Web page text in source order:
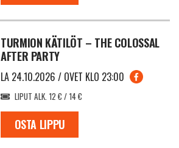
TURMION KÄTILÖT – THE COLOSSAL
AFTER PARTY
LA 24.10.2026 / OVET KLO 23:00
LIPUT ALK. 12 € / 14 €
OSTA LIPPU